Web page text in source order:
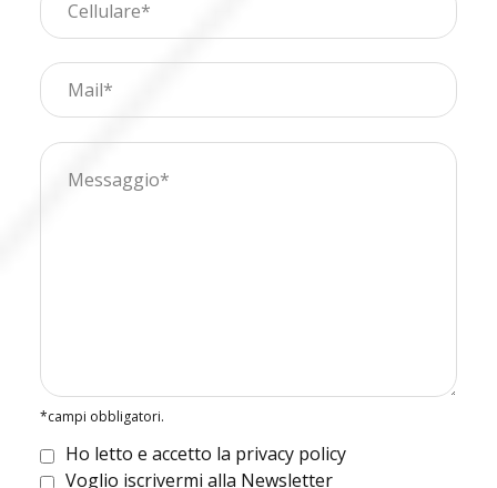
*campi obbligatori.
Ho letto e accetto la privacy policy
Voglio iscrivermi alla Newsletter